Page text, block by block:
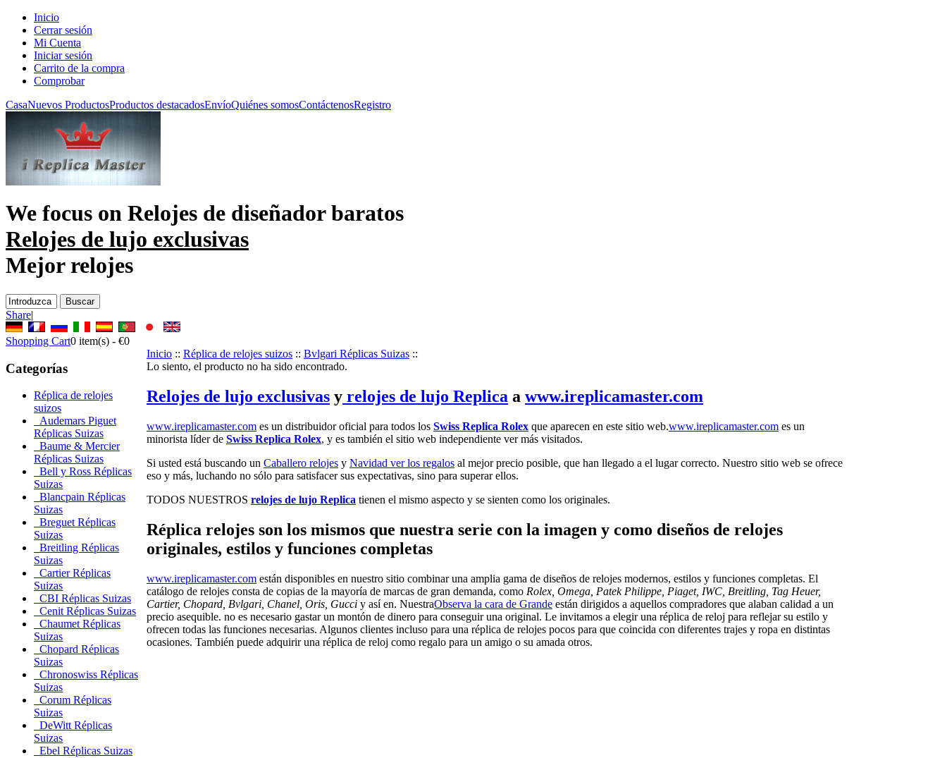
Inicio
Cerrar sesión
Mi Cuenta
Iniciar sesión
Carrito de la compra
Comprobar
CasaNuevos ProductosProductos destacadosEnvíoQuiénes somosContáctenosRegistro
We focus on Relojes de diseñador baratos
Relojes de lujo exclusivas
Mejor relojes
Share|
Shopping Cart0 item(s) - €0
Categorías
Réplica de relojes
suizos
Audemars Piguet
Réplicas Suizas
Baume & Mercier
Réplicas Suizas
Bell y Ross Réplicas
Suizas
Blancpain Réplicas
Suizas
Breguet Réplicas
Suizas
Breitling Réplicas
Suizas
Cartier Réplicas
Suizas
CBI Réplicas Suizas
Cenit Réplicas Suizas
Chaumet Réplicas
Suizas
Chopard Réplicas
Suizas
Chronoswiss Réplicas
Suizas
Corum Réplicas
Suizas
DeWitt Réplicas
Suizas
Ebel Réplicas Suizas
Inicio :: Réplica de relojes suizos :: Bvlgari Réplicas Suizas ::
Lo siento, el producto no ha sido encontrado.
Relojes de lujo exclusivas y relojes de lujo Replica a www.ireplicamaster.com
www.ireplicamaster.com es un distribuidor oficial para todos los Swiss Replica Rolex que aparecen en este sitio web.www.ireplicamaster.com es un
minorista líder de Swiss Replica Rolex, y es también el sitio web independiente ver más visitados.
Si usted está buscando un Caballero relojes y Navidad ver los regalos al mejor precio posible, que han llegado a el lugar correcto. Nuestro sitio web se ofrece
eso y más, luchando no sólo para satisfacer sus expectativas, sino para superar ellos.
TODOS NUESTROS relojes de lujo Replica tienen el mismo aspecto y se sienten como los originales.
Réplica relojes son los mismos que nuestra serie con la imagen y como diseños de relojes
originales, estilos y funciones completas
www.ireplicamaster.com están disponibles en nuestro sitio combinar una amplia gama de diseños de relojes modernos, estilos y funciones completas. El
catálogo de relojes consta de copias de la mayoría de marcas de gran demanda, como Rolex, Omega, Patek Philippe, Piaget, IWC, Breitling, Tag Heuer,
Cartier, Chopard, Bvlgari, Chanel, Oris, Gucci y así en. NuestraObserva la cara de Grande están dirigidos a aquellos compradores que alaban calidad a un
precio asequible. no es necesario gastar un montón de dinero para conseguir una original. Le invitamos a elegir una réplica de reloj para reflejar su estilo y
ofrecen todas las funciones necesarias. Algunos clientes incluso para una réplica de relojes pocos para que coincida con diferentes trajes y ropa en distintas
ocasiones. También puede adquirir una réplica de reloj como regalo para un amigo o su amada otros.